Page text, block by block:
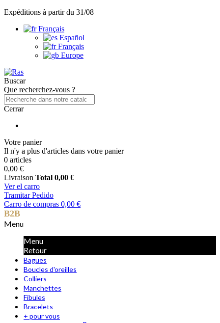
Expéditions à partir du 31/08
Français
Español
Français
Europe
Buscar
Que recherchez-vous ?
Cerrar
Votre panier
Il n'y a plus d'articles dans votre panier
0 articles
0,00 €
Livraison Total 0,00 €
Ver el carro
Tramitar Pedido
Carro de compras 0,00 €
B2B
Menu
Menu
Retour
Bagues
Boucles d'oreilles
Colliers
Manchettes
Fibules
Bracelets
+ pour vous